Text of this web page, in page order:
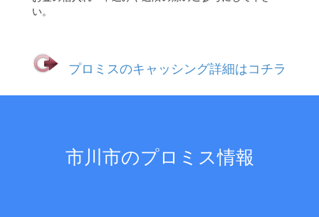
い。
プロミスのキャッシング詳細はコチラ
市川市のプロミス情報